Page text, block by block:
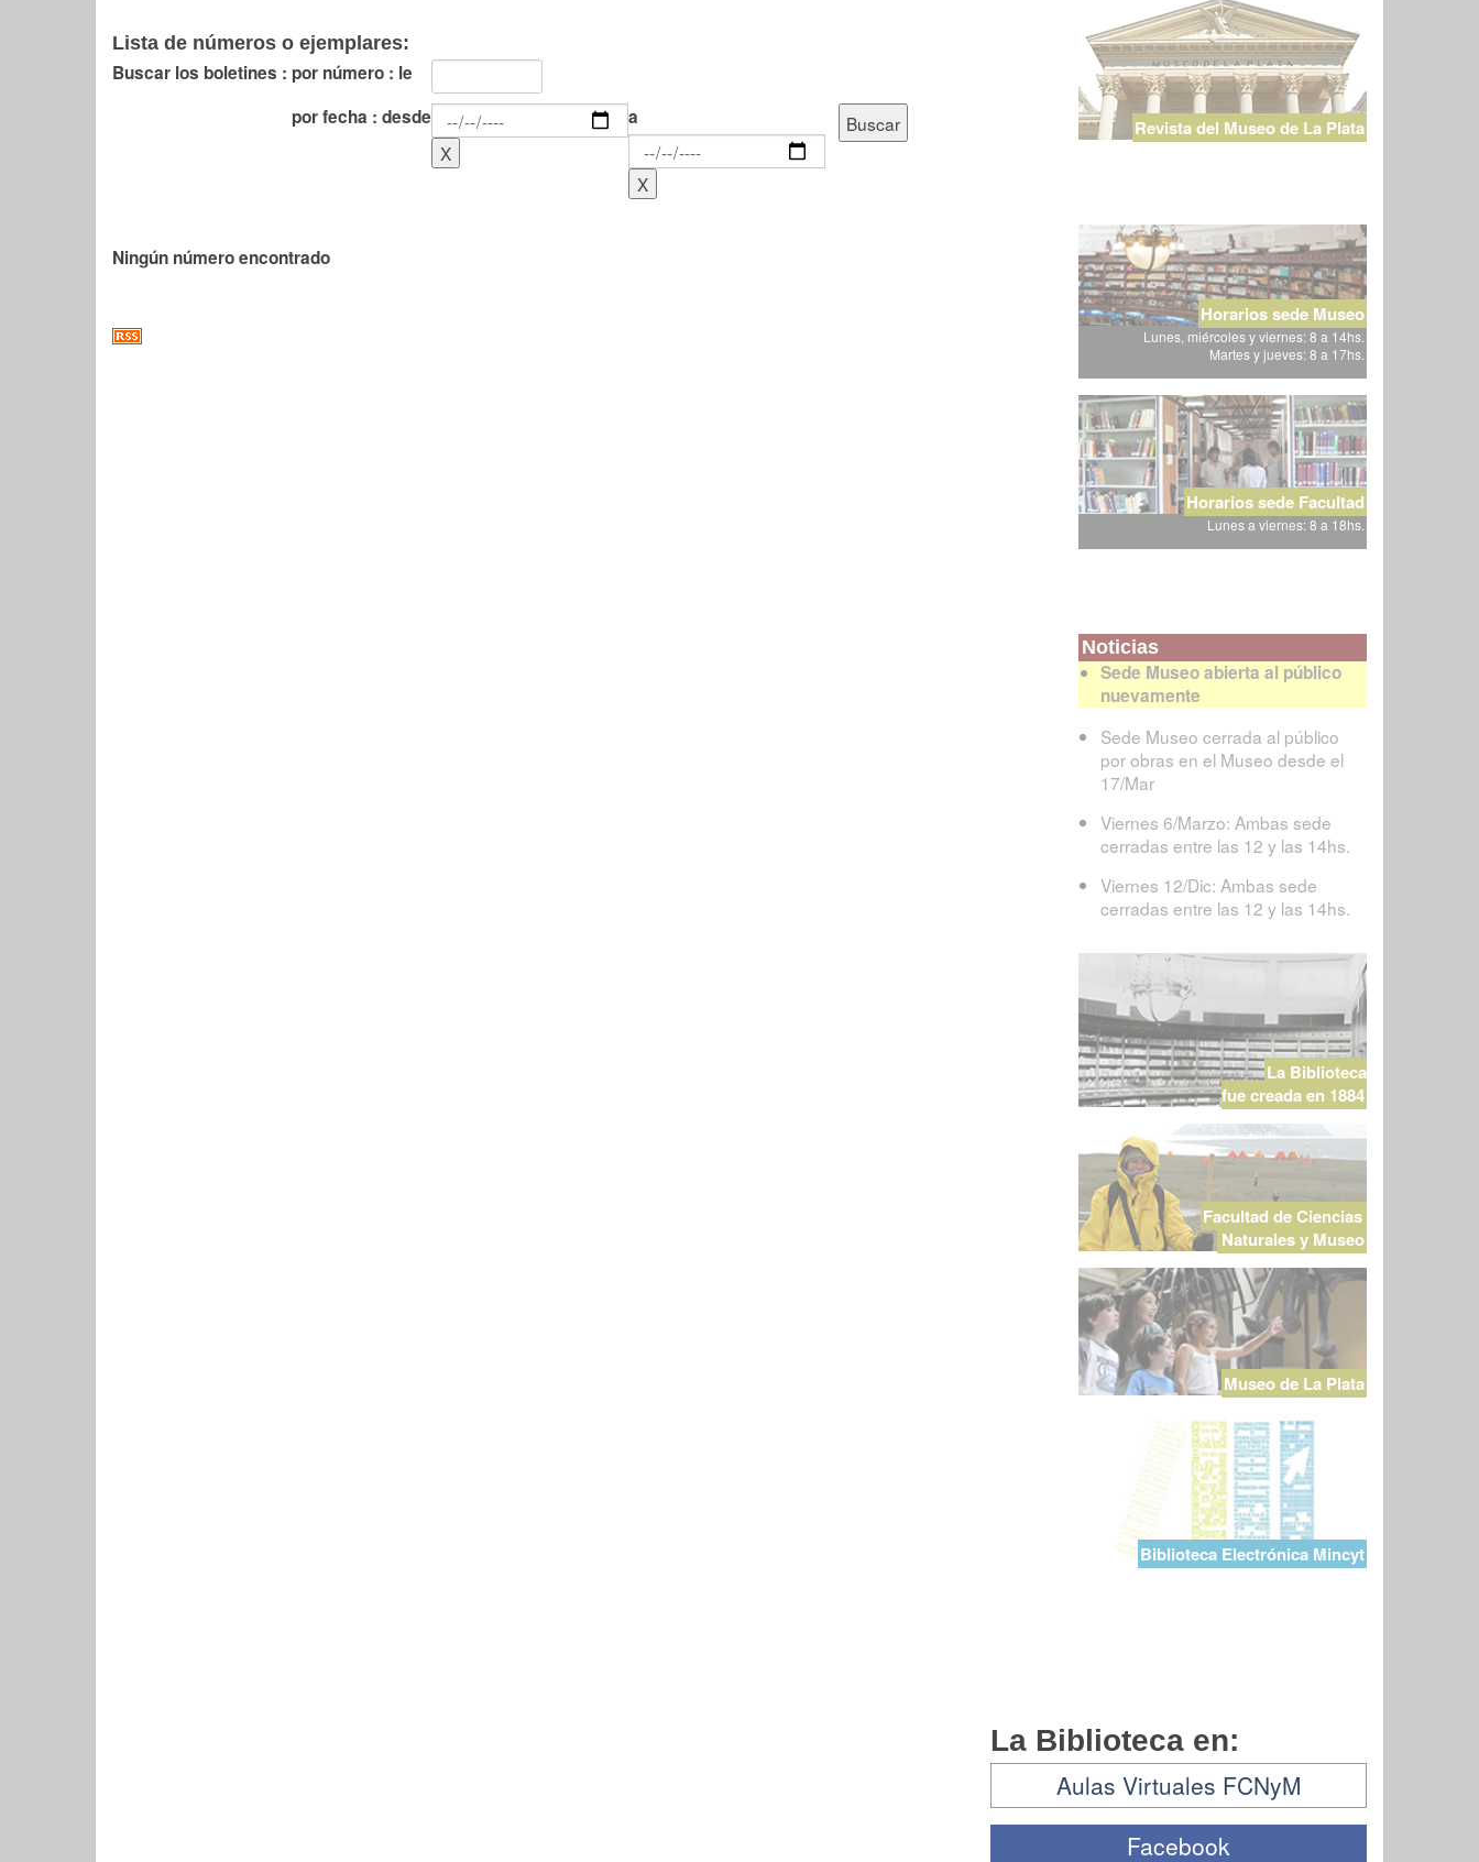
Lista de números o ejemplares:
Buscar los boletines : por número : le
por fecha : desde
a
Ningún número encontrado
Revista del Museo de La Plata
Horarios sede Museo
Lunes, miércoles y viernes: 8 a 14hs.
Martes y jueves: 8 a 17hs.
Horarios sede Facultad
Lunes a viernes: 8 a 18hs.
Noticias
Sede Museo abierta al público
nuevamente
Sede Museo cerrada al público
por obras en el Museo desde el
17/Mar
Viernes 6/Marzo: Ambas sede
cerradas entre las 12 y las 14hs.
Viernes 12/Dic: Ambas sede
cerradas entre las 12 y las 14hs.
La Biblioteca
fue creada en 1884
Facultad de Ciencias
Naturales y Museo
Museo de La Plata
Biblioteca Electrónica Mincyt
La Biblioteca en:
Aulas Virtuales FCNyM
Facebook